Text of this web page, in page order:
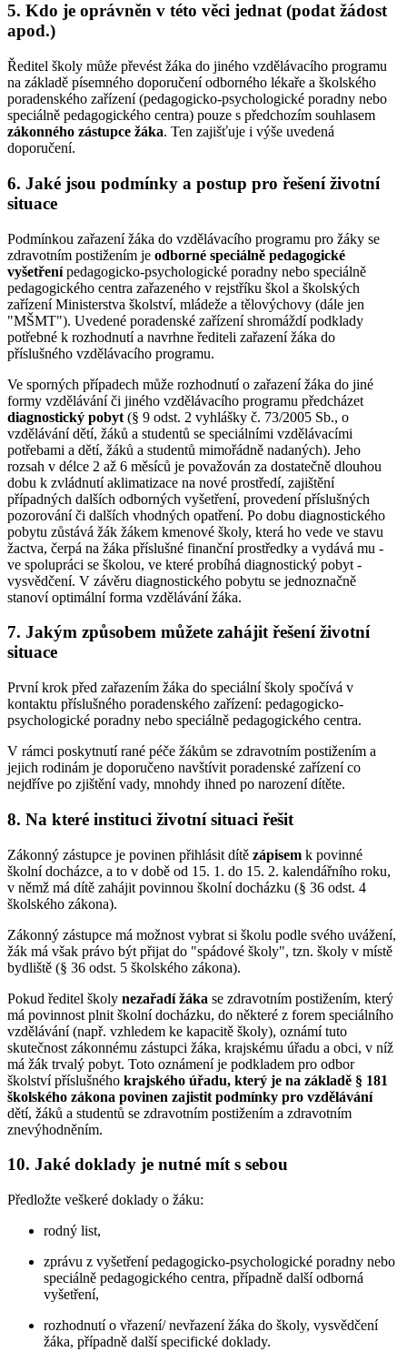
5. Kdo je oprávněn v této věci jednat (podat žádost
apod.)
Ředitel školy může převést žáka do jiného vzdělávacího programu
na základě písemného doporučení odborného lékaře a školského
poradenského zařízení (pedagogicko-psychologické poradny nebo
speciálně pedagogického centra) pouze s předchozím souhlasem
zákonného zástupce žáka. Ten zajišťuje i výše uvedená
doporučení.
6. Jaké jsou podmínky a postup pro řešení životní
situace
Podmínkou zařazení žáka do vzdělávacího programu pro žáky se
zdravotním postižením je odborné speciálně pedagogické
vyšetřenípedagogicko-psychologické poradny nebo speciálně
pedagogického centra zařazeného v rejstříku škol a školských
zařízení Ministerstva školství, mládeže a tělovýchovy (dále jen
"MŠMT"). Uvedené poradenské zařízení shromáždí podklady
potřebné k rozhodnutí a navrhne řediteli zařazení žáka do
příslušného vzdělávacího programu.
Ve sporných případech může rozhodnutí o zařazení žáka do jiné
formy vzdělávání či jiného vzdělávacího programu předcházet
diagnostický pobyt (§ 9 odst. 2 vyhlášky č. 73/2005 Sb., o
vzdělávání dětí, žáků a studentů se speciálními vzdělávacími
potřebami a dětí, žáků a studentů mimořádně nadaných). Jeho
rozsah v délce 2 až 6 měsíců je považován za dostatečně dlouhou
dobu k zvládnutí aklimatizace na nové prostředí, zajištění
případných dalších odborných vyšetření, provedení příslušných
pozorování či dalších vhodných opatření. Po dobu diagnostického
pobytu zůstává žák žákem kmenové školy, která ho vede ve stavu
žactva, čerpá na žáka příslušné finanční prostředky a vydává mu -
ve spolupráci se školou, ve které probíhá diagnostický pobyt -
vysvědčení. V závěru diagnostického pobytu se jednoznačně
stanoví optimální forma vzdělávání žáka.
7. Jakým způsobem můžete zahájit řešení životní
situace
První krok před zařazením žáka do speciální školy spočívá v
kontaktu příslušného poradenského zařízení: pedagogicko-
psychologické poradny nebo speciálně pedagogického centra.
V rámci poskytnutí rané péče žákům se zdravotním postižením a
jejich rodinám je doporučeno navštívit poradenské zařízení co
nejdříve po zjištění vady, mnohdy ihned po narození dítěte.
8. Na které instituci životní situaci řešit
Zákonný zástupce je povinen přihlásit dítě zápisem k povinné
školní docházce, a to v době od 15. 1. do 15. 2. kalendářního roku,
v němž má dítě zahájit povinnou školní docházku (§ 36 odst. 4
školského zákona).
Zákonný zástupce má možnost vybrat si školu podle svého uvážení,
žák má však právo být přijat do "spádové školy", tzn. školy v místě
bydliště (§ 36 odst. 5 školského zákona).
Pokud ředitel školy nezařadí žáka se zdravotním postižením, který
má povinnost plnit školní docházku, do některé z forem speciálního
vzdělávání (např. vzhledem ke kapacitě školy), oznámí tuto
skutečnost zákonnému zástupci žáka, krajskému úřadu a obci, v níž
má žák trvalý pobyt. Toto oznámení je podkladem pro odbor
školství příslušného krajského úřadu, který je na základě § 181
školského zákona povinen zajistit podmínky pro vzdělávání
dětí, žáků a studentů se zdravotním postižením a zdravotním
znevýhodněním.
10. Jaké doklady je nutné mít s sebou
Předložte veškeré doklady o žáku:
rodný list,
zprávu z vyšetření pedagogicko-psychologické poradny nebo
speciálně pedagogického centra, případně další odborná
vyšetření,
rozhodnutí o vřazení/ nevřazení žáka do školy, vysvědčení
žáka, případně další specifické doklady.